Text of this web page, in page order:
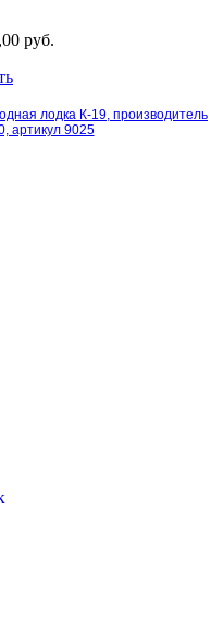
руб.
лодка К-19, производитель
артикул 9025